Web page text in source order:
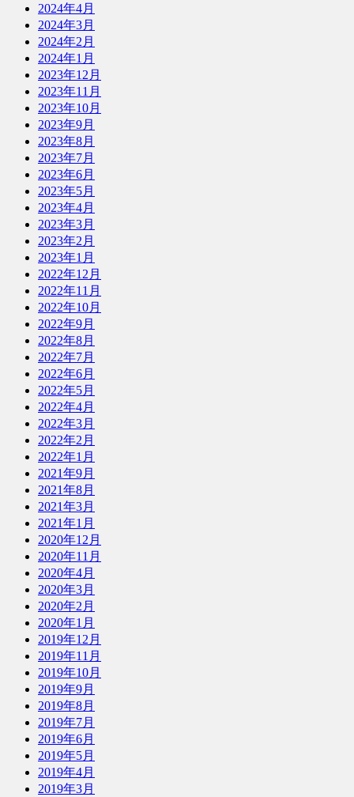
2024年4月
2024年3月
2024年2月
2024年1月
2023年12月
2023年11月
2023年10月
2023年9月
2023年8月
2023年7月
2023年6月
2023年5月
2023年4月
2023年3月
2023年2月
2023年1月
2022年12月
2022年11月
2022年10月
2022年9月
2022年8月
2022年7月
2022年6月
2022年5月
2022年4月
2022年3月
2022年2月
2022年1月
2021年9月
2021年8月
2021年3月
2021年1月
2020年12月
2020年11月
2020年4月
2020年3月
2020年2月
2020年1月
2019年12月
2019年11月
2019年10月
2019年9月
2019年8月
2019年7月
2019年6月
2019年5月
2019年4月
2019年3月